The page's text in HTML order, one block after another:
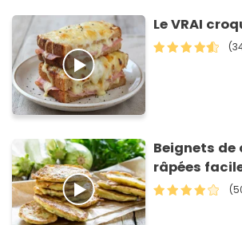
Le VRAI
Beignets
râpées